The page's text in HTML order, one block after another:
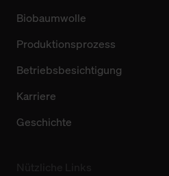
Biobaumwolle
Produktionsprozess
Betriebsbesichtigung
Karriere
Geschichte